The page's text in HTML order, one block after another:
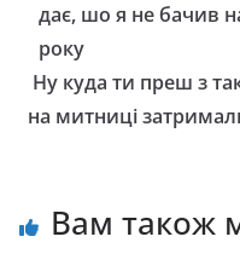
дає, шо я не бачив
року
Ну куда ти преш з
на митниці
Вам також